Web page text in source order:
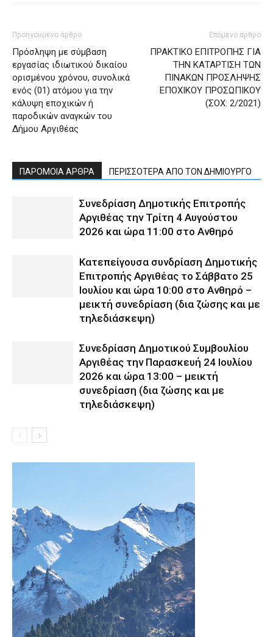
Προηγούμενο άρθρο
Πρόσληψη με σύμβαση
εργασίας ιδιωτικού δικαίου
ορισμένου χρόνου, συνολικά
ενός (01) ατόμου για την
κάλυψη εποχικών ή
παροδικών αναγκών του
Δήμου Αργιθέας
Επόμενο άρθρο
ΠΡΑΚΤΙΚΟ ΕΠΙΤΡΟΠΗΣ ΓΙΑ
ΤΗΝ ΚΑΤΑΡΤΙΣΗ ΤΩΝ
ΠΙΝΑΚΩΝ ΠΡΟΣΛΗΨΗΣ
ΕΠΟΧΙΚΟΥ ΠΡΟΣΩΠΙΚΟΥ
(ΣΟΧ: 2/2021)
ΠΑΡΟΜΟΙΑ ΑΡΘΡΑ ΠΕΡΙΣΣΟΤΕΡΑ ΑΠΟ ΤΟΝ ΔΗΜΙΟΥΡΓΟ
Συνεδρίαση Δημοτικής Επιτροπής
Αργιθέας την Τρίτη 4 Αυγούστου
2026 και ώρα 11:00 στο Ανθηρό
Κατεπείγουσα συνδρίαση Δημοτικής
Επιτροπής Αργιθέας το Σάββατο 25
Ιουλίου και ώρα 10:00 στο Ανθηρό –
μεικτή συνεδρίαση (δια ζώσης και με
τηλεδιάσκεψη)
Συνεδρίαση Δημοτικού Συμβουλίου
Αργιθέας την Παρασκευή 24 Ιουλίου
2026 και ώρα 13:00 – μεικτή
συνεδρίαση (δια ζώσης και με
τηλεδιάσκεψη)